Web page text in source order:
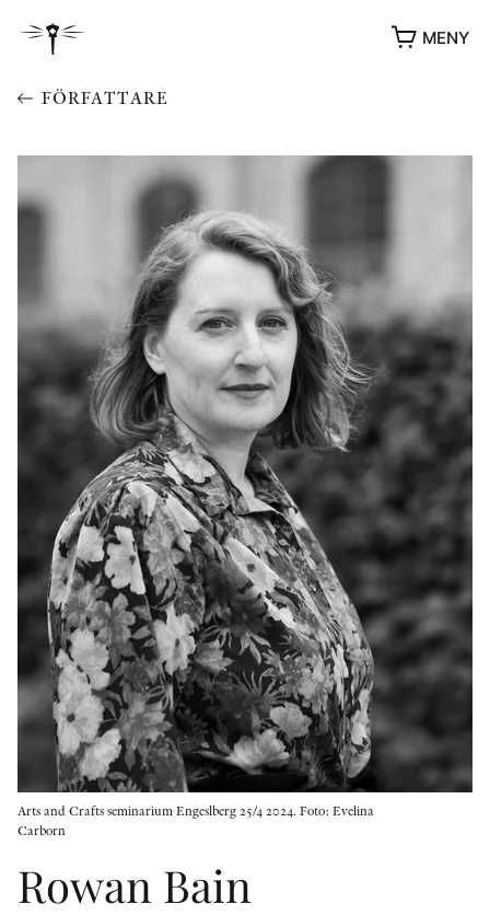
MENY
YUKIKO OCH PATRIK MÖTER
STOLPE STORIES
VIDEOGALLERI
UTMÄRKELSER
ÖVRIGA FORMAT
KONTAKT
PRESSKONTAKT
PEER REVIEW-PROCESSEN
FÖRFATTARE
Arts and Crafts seminarium Engeslberg 25/4 2024. Foto: Evelina
Carborn
Rowan Bain